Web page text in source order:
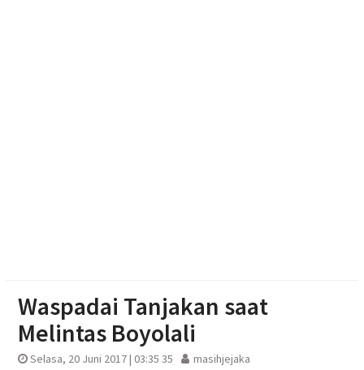
Waspadai Tanjakan saat
Melintas Boyolali
Selasa, 20 Juni 2017 | 03:35 35 masihjejaka